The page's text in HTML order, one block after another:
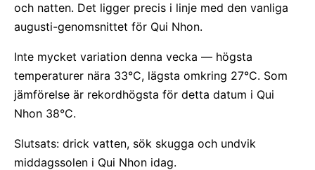
och natten. Det ligger precis i linje med den vanliga
augusti-genomsnittet för Qui Nhon.
Inte mycket variation denna vecka — högsta
temperaturer nära 33°C, lägsta omkring 27°C. Som
jämförelse är rekordhögsta för detta datum i Qui
Nhon 38°C.
Slutsats: drick vatten, sök skugga och undvik
middagssolen i Qui Nhon idag.